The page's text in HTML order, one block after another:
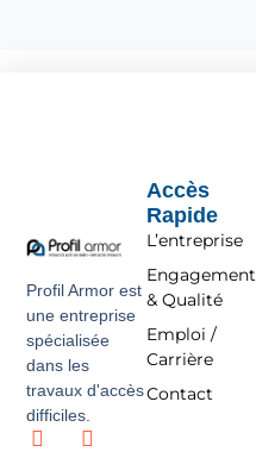
Profil Armor est
une entreprise
spécialisée
dans les
travaux d'accès
difficiles.
L
I
Accès
Rapide
L’entreprise
Engagement
& Qualité
Emploi /
Carrière
Contact